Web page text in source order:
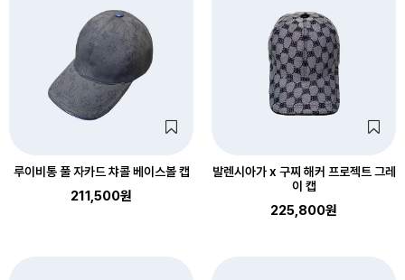
루이비통 풀 자카드 챠콜 베이스볼 캡
211,500원
발렌시아가 x 구찌 해커 프로젝트 그레
이 캡
225,800원